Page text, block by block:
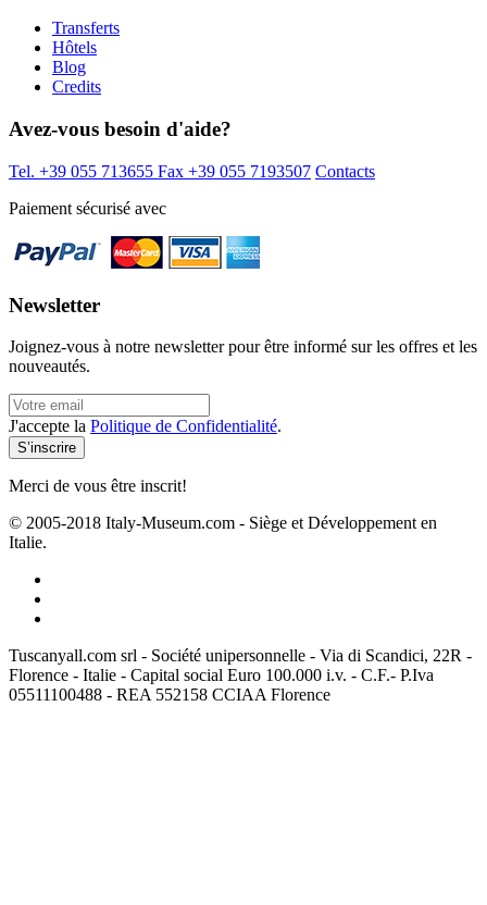
Transferts
Hôtels
Blog
Credits
Avez-vous besoin d'aide?
Tel. +39 055 713655 Fax +39 055 7193507 Contacts
Paiement sécurisé avec
Newsletter
Joignez-vous à notre newsletter pour être informé sur les offres et les
nouveautés.
J'accepte la Politique de Confidentialité.
Merci de vous être inscrit!
© 2005-2018 Italy-Museum.com - Siège et Développement en
Italie.
Tuscanyall.com srl - Société unipersonnelle - Via di Scandici, 22R -
Florence - Italie - Capital social Euro 100.000 i.v. - C.F.- P.Iva
05511100488 - REA 552158 CCIAA Florence